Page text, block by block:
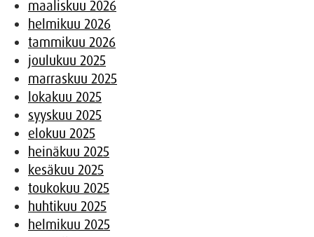
maaliskuu 2026
helmikuu 2026
tammikuu 2026
joulukuu 2025
marraskuu 2025
lokakuu 2025
syyskuu 2025
elokuu 2025
heinäkuu 2025
kesäkuu 2025
toukokuu 2025
huhtikuu 2025
helmikuu 2025